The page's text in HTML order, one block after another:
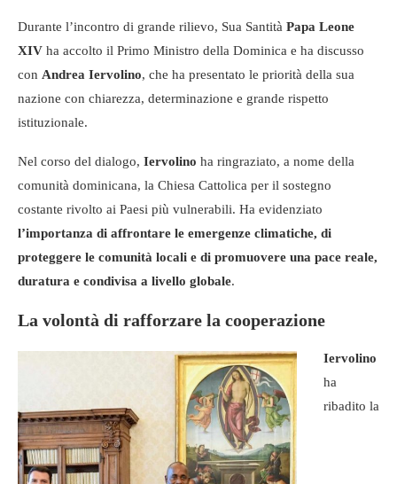
Durante l’incontro di grande rilievo, Sua Santità Papa Leone
XIV ha accolto il Primo Ministro della Dominica e ha discusso
con Andrea Iervolino, che ha presentato le priorità della sua
nazione con chiarezza, determinazione e grande rispetto
istituzionale.
Nel corso del dialogo, Iervolino ha ringraziato, a nome della
comunità dominicana, la Chiesa Cattolica per il sostegno
costante rivolto ai Paesi più vulnerabili. Ha evidenziato
l’importanza di affrontare le emergenze climatiche, di
proteggere le comunità locali e di promuovere una pace reale,
duratura e condivisa a livello globale.
La volontà di rafforzare la cooperazione
Iervolino
ha
ribadito la